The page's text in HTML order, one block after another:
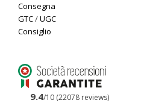
Consegna
GTC/UGC
Consiglio
9.4/10 (22078 reviews)